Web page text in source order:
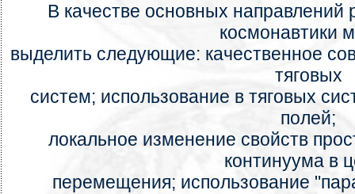
В качестве основных направлений
космонавтики
выделить следующие: качественное
тяговых
систем; использование в тяговых
полей;
локальное изменение свойств
континуума в
перемещения; использование